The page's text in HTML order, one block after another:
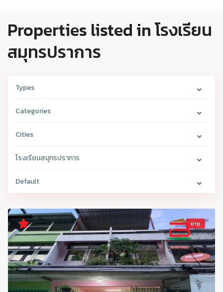
Properties listed in โรงเรียน
สมุทรปราการ
Types
Categories
Cities
โรงเรียนสมุทรปราการ
Default
ขาย